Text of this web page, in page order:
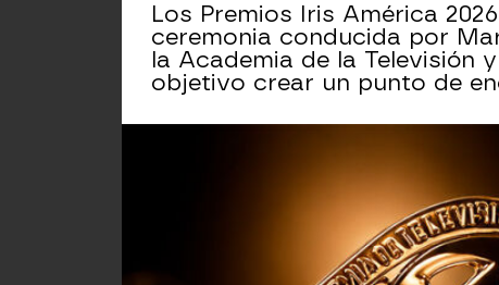
Los Premios Iris América
ceremonia conducida por
la Academia de la Televisión
objetivo crear un punto de